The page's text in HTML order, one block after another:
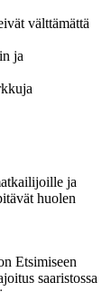
välttämättä
ja
ja
huolen
Etsimiseen
saaristossa